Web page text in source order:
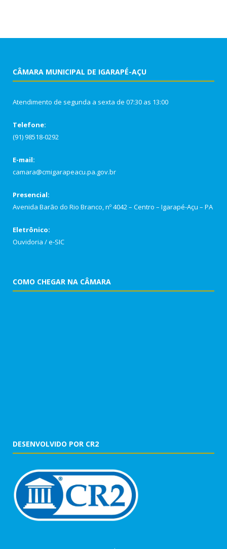
CÂMARA MUNICIPAL DE IGARAPÉ-AÇU
Atendimento de segunda a sexta de 07:30 as 13:00
Telefone:
(91) 98518-0292
E-mail:
camara@cmigarapeacu.pa.gov.br
Presencial:
Avenida Barão do Rio Branco, nº 4042 – Centro – Igarapé-Açu – PA
Eletrônico:
Ouvidoria /e-SIC
COMO CHEGAR NA CÂMARA
DESENVOLVIDO POR CR2